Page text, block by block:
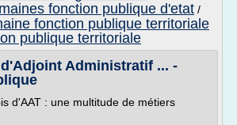
fonction publique d'etat /
fonction publique territoriale
publique territoriale
Administratif ... -
d'AAT : une multitude de métiers